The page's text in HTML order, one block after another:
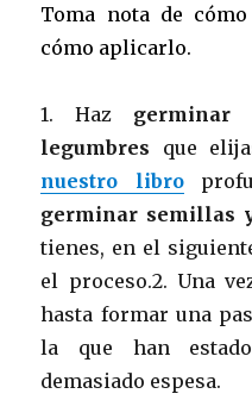
Toma nota de
cómo aplicarlo.
1. Haz
legumbres que
nuestro libro
germinar semillas
tienes, en el
el proceso.2. Una
hasta formar una
la que han
demasiado espesa.